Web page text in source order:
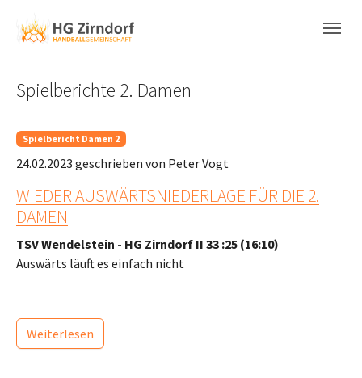
Spielberichte 2. Damen
Spielbericht Damen 2
24.02.2023 geschrieben von Peter Vogt
WIEDER AUSWÄRTSNIEDERLAGE FÜR DIE 2.
DAMEN
TSV Wendelstein - HG Zirndorf II 33 :25 (16:10)
Auswärts läuft es einfach nicht
Weiterlesen